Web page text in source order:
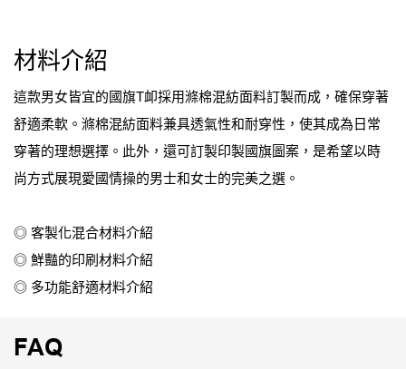
材料介紹
這款男女皆宜的國旗T卹採用滌棉混紡面料訂製而成，確保穿著
舒適柔軟。滌棉混紡面料兼具透氣性和耐穿性，使其成為日常
穿著的理想選擇。此外，還可訂製印製國旗圖案，是希望以時
尚方式展現愛國情操的男士和女士的完美之選。
◎ 客製化混合材料介紹
◎ 鮮豔的印刷材料介紹
◎ 多功能舒適材料介紹
FAQ